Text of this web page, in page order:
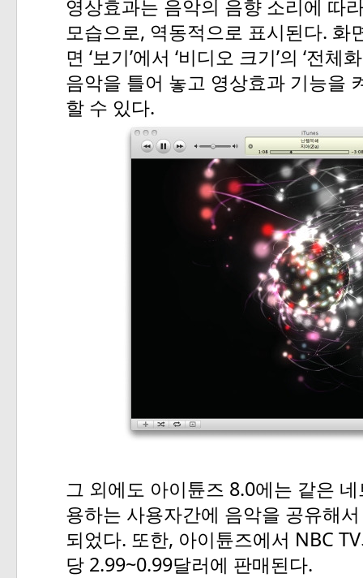
영상효과는 음악의 음향 소리에 따
모습으로, 역동적으로 표시된다. 화
면 ‘보기’에서 ‘비디오 크기’의 ‘전체
음악을 틀어 놓고 영상효과 기능을
할 수 있다.
그 외에도 아이튠즈 8.0에는 같은 네
용하는 사용자간에 음악을 공유해서
되었다. 또한, 아이튠즈에서 NBC TV
당 2.99~0.99달러에 판매된다.